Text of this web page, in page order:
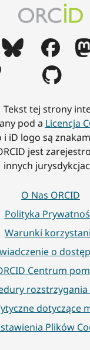
Tekst tej strony
pod a Licencja
i iD logo są
jest
innych
O Nas ORCID
Polityka
Warunki
o
Centrum
dotyczące
Plików